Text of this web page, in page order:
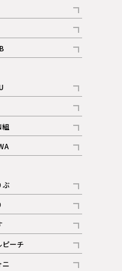
ラリー
組
ぶ
ャラリー
ラリー
ピーチ
ニ